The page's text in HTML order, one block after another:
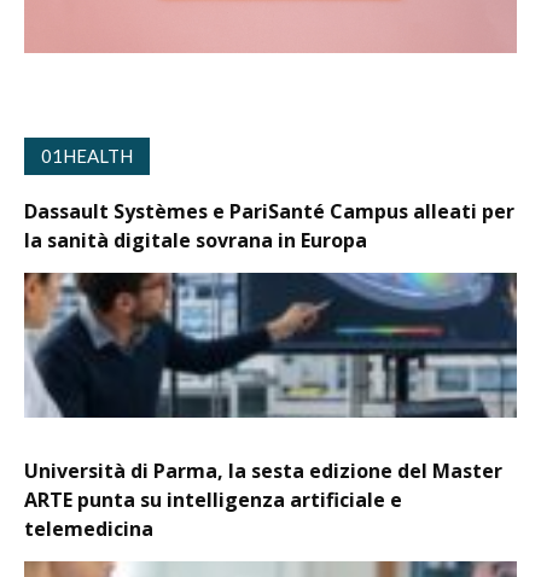
01HEALTH
Dassault Systèmes e PariSanté Campus alleati per
la sanità digitale sovrana in Europa
Università di Parma, la sesta edizione del Master
ARTE punta su intelligenza artificiale e
telemedicina